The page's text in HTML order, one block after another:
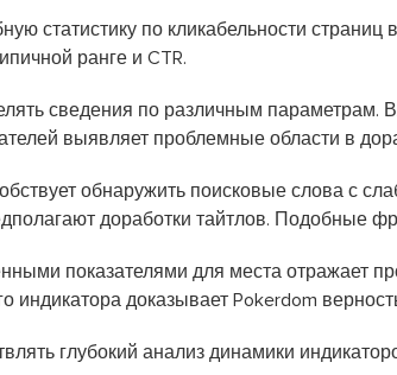
статистику по кликабельности
ранге и CTR.
сведения по различным параметрам.
выявляет проблемные области в
обнаружить поисковые слова с
доработки тайтлов. Подобные
показателями для места отражает
индикатора доказывает Pokerdom
глубокий анализ динамики